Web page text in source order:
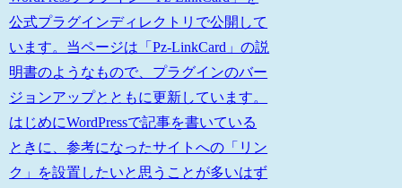
公式プラグインディレクトリで公開して
います。当ページは「Pz-LinkCard」の説
明書のようなもので、プラグインのバー
ジョンアップとともに更新しています。
はじめにWordPressで記事を書いている
ときに、参考になったサイトへの「リン
ク」を設置したいと思うことが多いはず